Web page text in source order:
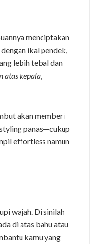
menciptakan
ikal pendek,
lebih tebal dan
atas kepala,
akan memberi
panas—cukup
effortless namun
wajah. Di sinilah
di atas bahu atau
kamu yang